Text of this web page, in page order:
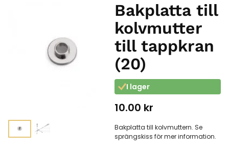
Bakplatta till
kolvmutter
till tappkran
(20)
I lager
10.00 kr
Bakplatta till kolvmuttern. Se
sprängskiss för mer information.